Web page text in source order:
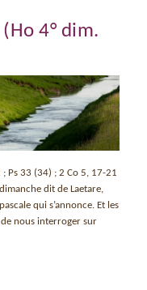
4° dim.
; Ps 33 (34) ; 2 Co 5, 17-21
dit de Laetare,
qui s’annonce. Et les
nous interroger sur